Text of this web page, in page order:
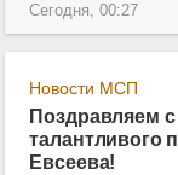
Сегодня, 00:27
Новости МСП
Поздравляем
талантливого
Евсеева!